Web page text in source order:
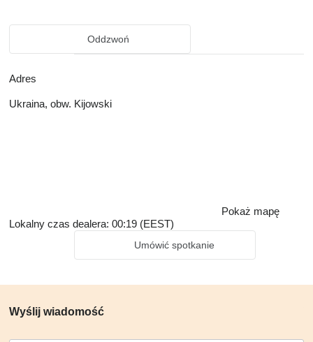
Oddzwoń
Adres
Ukraina, obw. Kijowski
Pokaż mapę
Lokalny czas dealera: 00:19 (EEST)
Umówić spotkanie
Wyślij wiadomość